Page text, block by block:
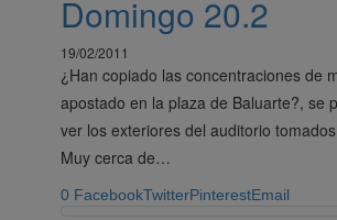
Domingo 20.2
19/02/2011
¿Han copiado las concentraciones de
apostado en la plaza de Baluarte?, se
ver los exteriores del auditorio
Muy cerca de…
0 FacebookTwitterPinterestEmail